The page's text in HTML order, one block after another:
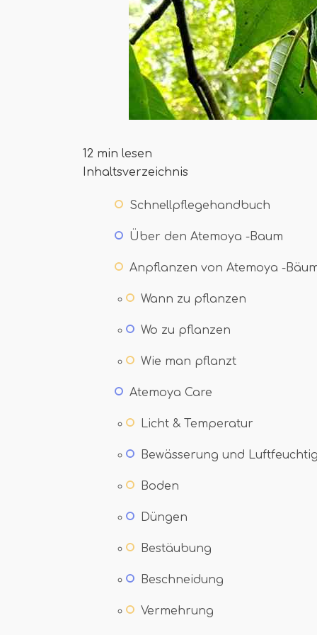
12 min lesen
Inhaltsverzeichnis
Schnellpflegehandbuch
Über den Atemoya -Baum
Anpflanzen von Atemoya -
Wann zu pflanzen
Wo zu pflanzen
Wie man pflanzt
Atemoya Care
Licht & Temperatur
Bewässerung und
Boden
Düngen
Bestäubung
Beschneidung
Vermehrung